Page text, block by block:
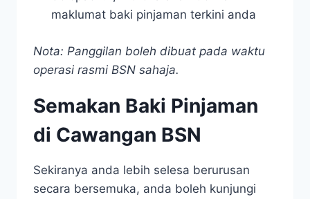
maklumat baki pinjaman terkini anda
Nota: Panggilan boleh dibuat pada waktu
operasi rasmi BSN sahaja.
Semakan Baki Pinjaman
di Cawangan BSN
Sekiranya anda lebih selesa berurusan
secara bersemuka, anda boleh kunjungi